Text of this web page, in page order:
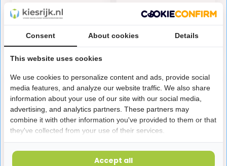
3,85
Op voorraad Op voorraad
Consent About cookies Details
This website uses cookies
We use cookies to personalize content and ads, provide social
media features, and analyze our website traffic. We also share
information about your use of our site with our social media,
advertising, and analytics partners. These partners may
combine it with other information you've provided to them or that
they've collected from your use of their services.
Accept all